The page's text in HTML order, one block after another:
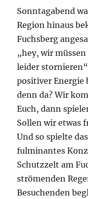
Sonntagabend
Region hinaus
Fuchsberg
„hey, wir
leider
positiver Energie
denn da? Wir
Euch, dann
Sollen wir etwas
Und so spielte
fulminantes
Schutzzelt am
strömenden
Besuchenden